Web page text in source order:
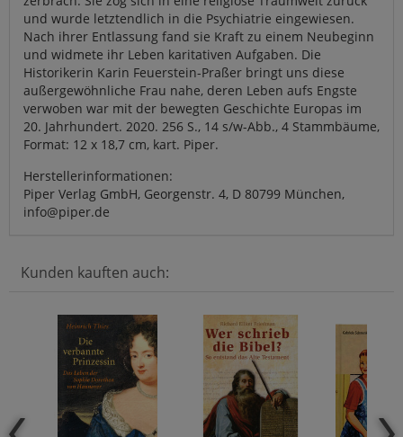
und wurde letztendlich in die Psychiatrie eingewiesen.
Nach ihrer Entlassung fand sie Kraft zu einem Neubeginn
und widmete ihr Leben karitativen Aufgaben. Die
Historikerin Karin Feuerstein-Praßer bringt uns diese
außergewöhnliche Frau nahe, deren Leben aufs Engste
verwoben war mit der bewegten Geschichte Europas im
20. Jahrhundert. 2020. 256 S., 14 s/w-Abb., 4 Stammbäume,
Format: 12 x 18,7 cm, kart. Piper.
Herstellerinformationen:
Piper Verlag GmbH, Georgenstr. 4, D 80799 München,
info@piper.de
Kunden kauften auch: